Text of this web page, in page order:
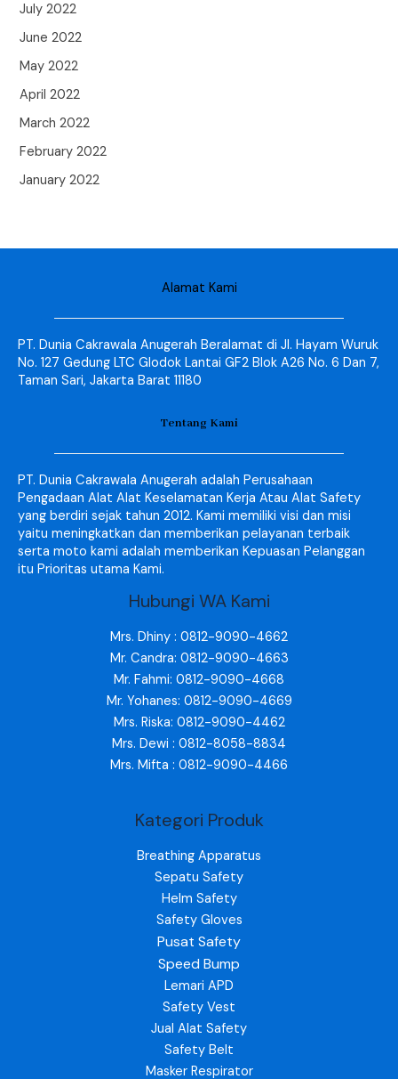
July 2022
June 2022
May 2022
April 2022
March 2022
February 2022
January 2022
Alamat Kami
PT. Dunia Cakrawala Anugerah Beralamat di Jl. Hayam Wuruk
No. 127 Gedung LTC Glodok Lantai GF2 Blok A26 No. 6 Dan 7,
Taman Sari, Jakarta Barat 11180
Tentang Kami
PT. Dunia Cakrawala Anugerah adalah Perusahaan
Pengadaan Alat Alat Keselamatan Kerja Atau Alat Safety
yang berdiri sejak tahun 2012. Kami memiliki visi dan misi
yaitu meningkatkan dan memberikan pelayanan terbaik
serta moto kami adalah memberikan Kepuasan Pelanggan
itu Prioritas utama Kami.
Hubungi WA Kami
Mrs. Dhiny : 0812-9090-4662
Mr. Candra: 0812-9090-4663
Mr. Fahmi: 0812-9090-4668
Mr. Yohanes: 0812-9090-4669
Mrs. Riska: 0812-9090-4462
Mrs. Dewi : 0812-8058-8834
Mrs. Mifta : 0812-9090-4466
Kategori Produk
Breathing Apparatus
Sepatu Safety
Helm Safety
Safety Gloves
Pusat Safety
Speed Bump
Lemari APD
Safety Vest
Jual Alat Safety
Safety Belt
Masker Respirator